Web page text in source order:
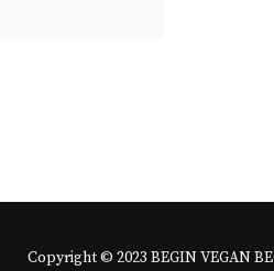
Copyright © 2023 BEGIN VEGAN